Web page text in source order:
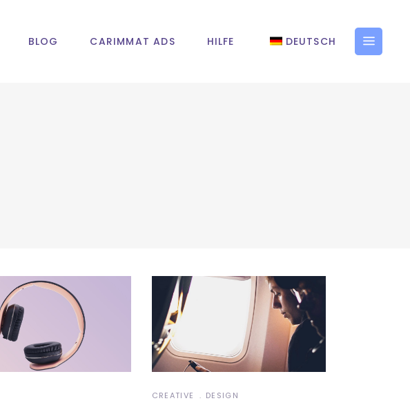
BLOG CARIMMAT ADS HILFE DEUTSCH
CREATIVE DESIGN